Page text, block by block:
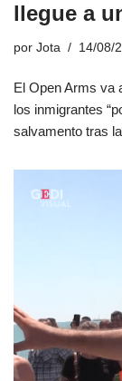
llegue a
por Jota 14/08/
El Open Arms va
los inmigrantes
salvamento tras